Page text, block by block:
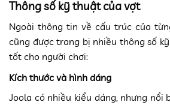
Thông số kỹ thuật của vợt
Ngoài thông tin về cấu trúc của
cũng được trang bị nhiều thông số
tốt cho người chơi:
Kích thước và hình dáng
Joola có nhiều kiểu dáng, nhưng nổi